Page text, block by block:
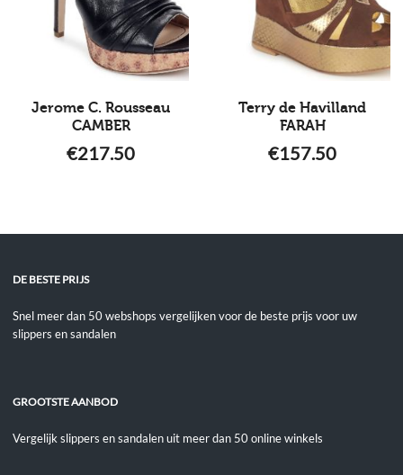
Jerome C. Rousseau
CAMBER
€217.50
Terry de Havilland
FARAH
€157.50
DE BESTE PRIJS
Snel meer dan 50 webshops vergelijken voor de beste prijs voor uw
slippers en sandalen
GROOTSTE AANBOD
Vergelijk slippers en sandalen uit meer dan 50 online winkels